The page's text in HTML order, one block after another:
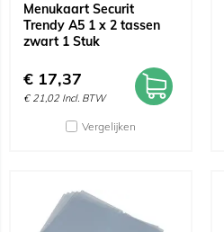
Menukaart Securit
Trendy A5 1 x 2 tassen
zwart 1 Stuk
€ 17,37
€ 21,02 Incl. BTW
Vergelijken